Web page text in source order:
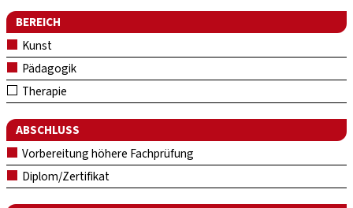
BEREICH
Kunst
Pädagogik
Therapie
ABSCHLUSS
Vorbereitung höhere Fachprüfung
Diplom/Zertifikat